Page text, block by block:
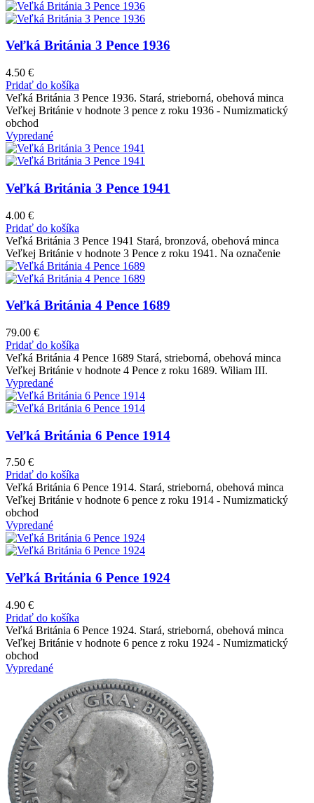
Veľká Británia 3 Pence 1936
4.50 €
Pridať do košíka
Veľká Británia 3 Pence 1936. Stará, strieborná, obehová minca
Veľkej Británie v hodnote 3 pence z roku 1936 - Numizmatický
obchod
Vypredané
Veľká Británia 3 Pence 1941
4.00 €
Pridať do košíka
Veľká Británia 3 Pence 1941 Stará, bronzová, obehová minca
Veľkej Británie v hodnote 3 Pence z roku 1941. Na označenie
Veľká Británia 4 Pence 1689
79.00 €
Pridať do košíka
Veľká Británia 4 Pence 1689 Stará, strieborná, obehová minca
Veľkej Británie v hodnote 4 Pence z roku 1689. Wiliam III.
Vypredané
Veľká Británia 6 Pence 1914
7.50 €
Pridať do košíka
Veľká Británia 6 Pence 1914. Stará, strieborná, obehová minca
Veľkej Británie v hodnote 6 pence z roku 1914 - Numizmatický
obchod
Vypredané
Veľká Británia 6 Pence 1924
4.90 €
Pridať do košíka
Veľká Británia 6 Pence 1924. Stará, strieborná, obehová minca
Veľkej Británie v hodnote 6 pence z roku 1924 - Numizmatický
obchod
Vypredané